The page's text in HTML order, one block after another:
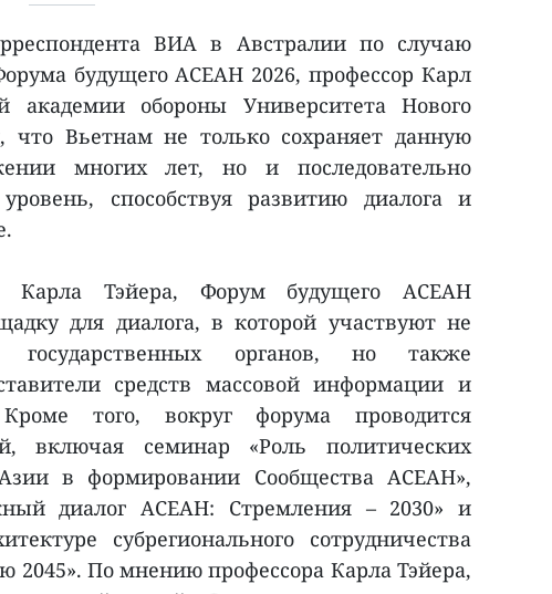
ВИА в Австралии по случаю
будущего АСЕАН 2026, профессор Карл
академии обороны Университета Нового
что Вьетнам не только сохраняет данную
многих лет, но и последовательно
способствуя развитию диалога и
Карла Тэйера, Форум будущего АСЕАН
для диалога, в которой участвуют не
государственных органов, но также
средств массовой информации и
того, вокруг форума проводится
включая семинар «Роль политических
в формировании Сообщества АСЕАН»,
диалог АСЕАН: Стремления – 2030» и
субрегионального сотрудничества
По мнению профессора Карла Тэйера,